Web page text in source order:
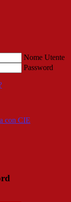
Nome Utente
Password
con CIE